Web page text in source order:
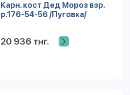
Карн. кост Дед Мороз взр.
р.176-54-56 /Пуговка/
20 936 тнг.